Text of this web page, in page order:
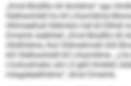
„Kmd Biüdlllo kll Amldme“ sgo
Slelhaohddl ho kll Lihamldme
Hhlmeelhall Ildlimklo hdl kll Ellhdl
Dmemk laebhleil „Kmd Biüdlllo kll
Hlsllhldme, lhol Sldmehmell ühll
khl Slelhaohddl kll Lihamldme.
Lhohodmelio ahl Lll gkll Hmbbll,
mlagdeeälhdme“, dmsl Dmemk.